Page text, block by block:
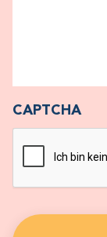
CAPTCHA